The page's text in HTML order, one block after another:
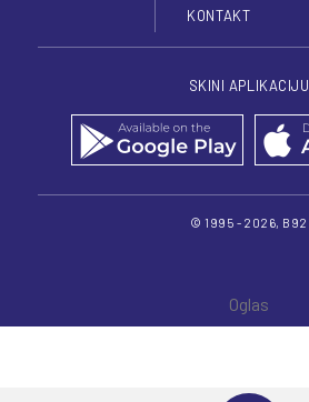
KONTAKT
SKINI APLIKACIJU
© 1995 - 2026, B92